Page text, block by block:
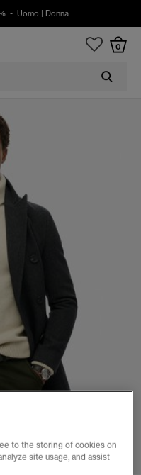
- Uomo Donna
0
to the storing of cookies on
site usage, and assist